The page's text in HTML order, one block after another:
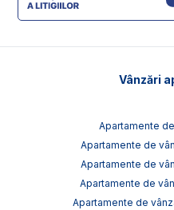
Vânzări
Apartamente
Apartamente de
Apartamente de
Apartamente de
Apartamente de